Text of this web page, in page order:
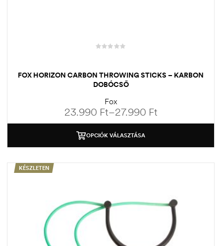
FOX HORIZON CARBON THROWING STICKS – KARBON
DOBÓCSŐ
Fox
23.990 Ft–27.990 Ft
OPCIÓK VÁLASZTÁSA
KÉSZLETEN